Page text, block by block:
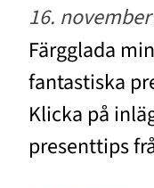
16.
Färgglada
fantastiska
Klicka på
presenttips